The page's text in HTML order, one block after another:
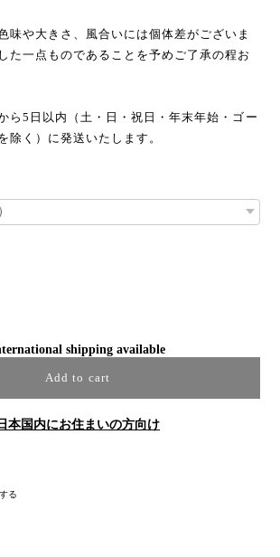
味や大きさ、風合いには個体差がございま
た一点ものであることを予めご了承の程お
ら5日以内（土・日・祝日・年末年始・ゴー
除く）に発送いたします。
shipping available
Add to cart
本国内にお住まいの方向け
る